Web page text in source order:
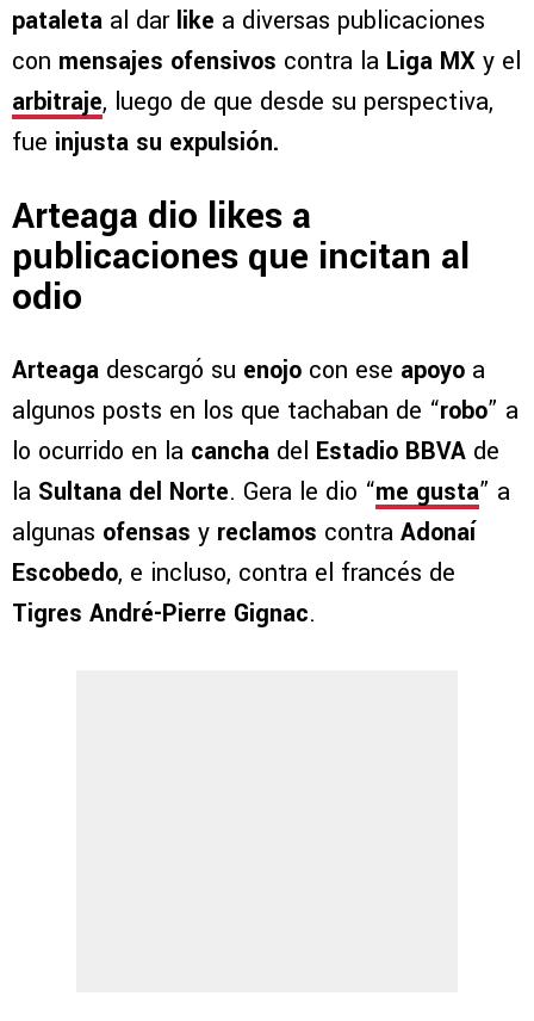
pataleta al dar like a diversas publicaciones
con mensajes ofensivos contra la Liga MX y el
arbitraje, luego de que desde su perspectiva,
fue injusta su expulsión.
Arteaga dio likes a
publicaciones que incitan al
odio
Arteaga descargó su enojo con ese apoyo a
algunos posts en los que tachaban de “robo” a
lo ocurrido en la cancha del Estadio BBVA de
la Sultana del Norte. Gera le dio “me gusta” a
algunas ofensas y reclamos contra Adonaí
Escobedo, e incluso, contra el francés de
Tigres André-Pierre Gignac.